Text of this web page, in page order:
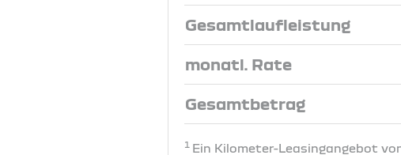
Gesamtlaufleistung
monatl. Rate
Gesamtbetrag
1 Ein Kilometer-Leasingangebot